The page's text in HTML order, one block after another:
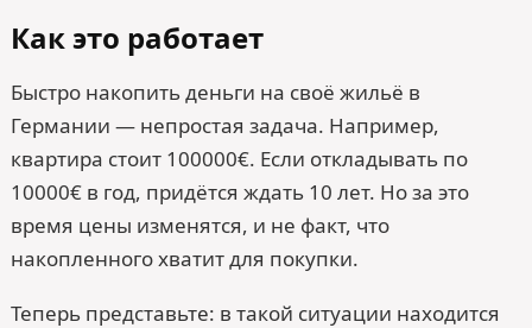
Как это работает
Быстро накопить деньги на своё жильё в
Германии — непростая задача. Например,
квартира стоит 100000€. Если откладывать по
10000€ в год, придётся ждать 10 лет. Но за это
время цены изменятся, и не факт, что
накопленного хватит для покупки.
Теперь представьте: в такой ситуации находится